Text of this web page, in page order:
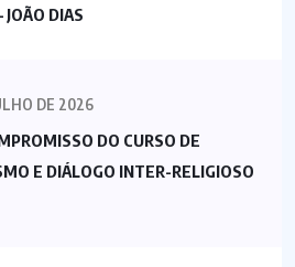
JOÃO DIAS
DE 2026
DO CURSO DE
E DIÁLOGO INTER-RELIGIOSO